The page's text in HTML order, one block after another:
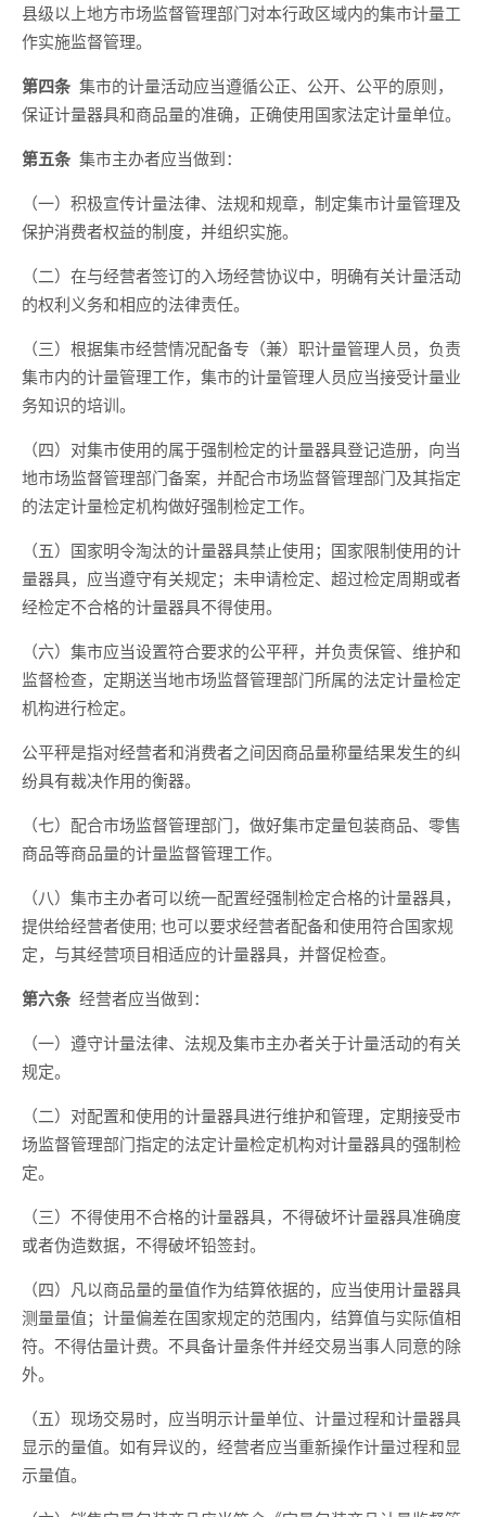
县级以上地方市场监督管理部门对本行政区域内的集市计量工
作实施监督管理。
第四条 集市的计量活动应当遵循公正、公开、公平的原则，
保证计量器具和商品量的准确，正确使用国家法定计量单位。
第五条 集市主办者应当做到：
（一）积极宣传计量法律、法规和规章，制定集市计量管理及
保护消费者权益的制度，并组织实施。
（二）在与经营者签订的入场经营协议中，明确有关计量活动
的权利义务和相应的法律责任。
（三）根据集市经营情况配备专（兼）职计量管理人员，负责
集市内的计量管理工作，集市的计量管理人员应当接受计量业
务知识的培训。
（四）对集市使用的属于强制检定的计量器具登记造册，向当
地市场监督管理部门备案，并配合市场监督管理部门及其指定
的法定计量检定机构做好强制检定工作。
（五）国家明令淘汰的计量器具禁止使用；国家限制使用的计
量器具，应当遵守有关规定；未申请检定、超过检定周期或者
经检定不合格的计量器具不得使用。
（六）集市应当设置符合要求的公平秤，并负责保管、维护和
监督检查，定期送当地市场监督管理部门所属的法定计量检定
机构进行检定。
公平秤是指对经营者和消费者之间因商品量称量结果发生的纠
纷具有裁决作用的衡器。
（七）配合市场监督管理部门，做好集市定量包装商品、零售
商品等商品量的计量监督管理工作。
（八）集市主办者可以统一配置经强制检定合格的计量器具，
提供给经营者使用; 也可以要求经营者配备和使用符合国家规
定，与其经营项目相适应的计量器具，并督促检查。
第六条 经营者应当做到：
（一）遵守计量法律、法规及集市主办者关于计量活动的有关
规定。
（二）对配置和使用的计量器具进行维护和管理，定期接受市
场监督管理部门指定的法定计量检定机构对计量器具的强制检
定。
（三）不得使用不合格的计量器具，不得破坏计量器具准确度
或者伪造数据，不得破坏铅签封。
（四）凡以商品量的量值作为结算依据的，应当使用计量器具
测量量值；计量偏差在国家规定的范围内，结算值与实际值相
符。不得估量计费。不具备计量条件并经交易当事人同意的除
外。
（五）现场交易时，应当明示计量单位、计量过程和计量器具
显示的量值。如有异议的，经营者应当重新操作计量过程和显
示量值。